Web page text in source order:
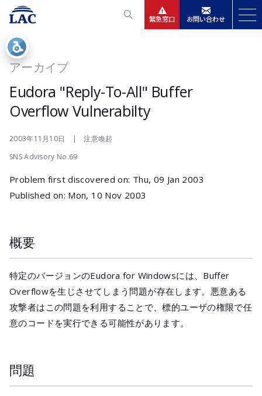
緊急窓口 お問い合わせ
会社情報
採用
公式SNS
アーカイブ
Eudora "Reply-To-All" Buffer
Overflow Vulnerabilty
2003年11月10日 | 注意喚起
SNS Advisory No.69
Problem first discovered on: Thu, 09 Jan 2003
Published on: Mon, 10 Nov 2003
概要
特定のバージョンのEudora for Windowsには、Buffer
Overflowを生じさせてしまう問題が存在します。悪意ある
攻撃者はこの問題を利用することで、標的ユーザの権限で任
意のコードを実行できる可能性があります。
問題